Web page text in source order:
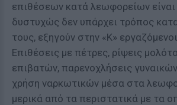
επιθέσεων κατά λεωφορείων είναι
δυστυχώς δεν υπάρχει τρόπος
τους, εξηγούν στην «Κ»
Επιθέσεις με πέτρες, ρίψεις
επιβατών, παρενοχλήσεις
χρήση ναρκωτικών μέσα στα
μερικά από τα περιστατικά με τα